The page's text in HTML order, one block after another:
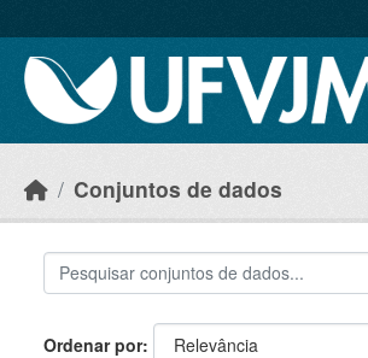
Conjuntos de dados
Ordenar por